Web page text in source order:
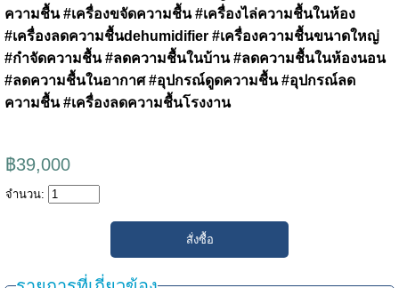
ความชื้น #เครื่องขจัดความชื้น #เครื่องไล่ความชื้นในห้อง
#เครื่องลดความชื้นdehumidifier #เครื่องความชื้นขนาดใหญ่
#กำจัดความชื้น #ลดความชื้นในบ้าน #ลดความชื้นในห้องนอน
#ลดความชื้นในอากาศ #อุปกรณ์ดูดความชื้น #อุปกรณ์ลด
ความชื้น#เครื่องลดความชื้นโรงงาน
฿39,000
จำนวน: